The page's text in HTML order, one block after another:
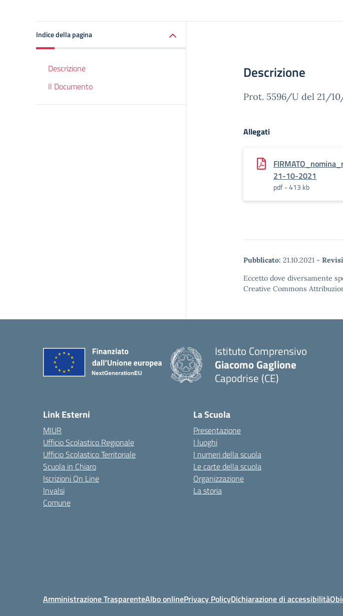
Indice della pagina
Descrizione
Il Documento
Descrizione
Prot. 5596/U del 21/
Allegati
21-10-2021
pdf - 413 kb
Pubblicato: 21.10.2021 -
Eccetto dove diversamente
Creative Commons
Istituto Comprensivo
Giacomo Gaglione
Capodrise (CE)
Link Esterni
MIUR
Ufficio Scolastico Regionale
Ufficio Scolastico Territoriale
Scuola in Chiaro
Iscrizioni On Line
Invalsi
Comune
La Scuola
Presentazione
I luoghi
I numeri della scuola
Le carte della scuola
Organizzazione
La storia
Amministrazione TrasparenteAlbo onlinePrivacy PolicyDichiarazione di accessibilità